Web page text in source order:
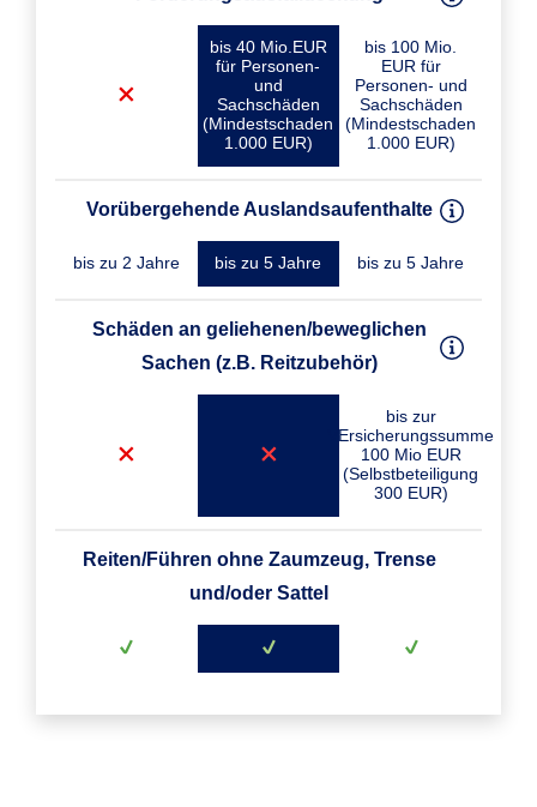
bis 40 Mio.EUR
für Personen-
und
Sachschäden
(Mindestschaden
1.000 EUR)
bis 100 Mio.
EUR für
Personen- und
Sachschäden
(Mindestschaden
1.000 EUR)
Vorübergehende Auslandsaufenthalte
bis zu 2 Jahre bis zu 5 Jahre bis zu 5 Jahre
Schäden an geliehenen/beweglichen
Sachen (z.B. Reitzubehör)
bis zur
VErsicherungssumme
100 Mio EUR
(Selbstbeteiligung
300 EUR)
Reiten/Führen ohne Zaumzeug, Trense
und/oder Sattel